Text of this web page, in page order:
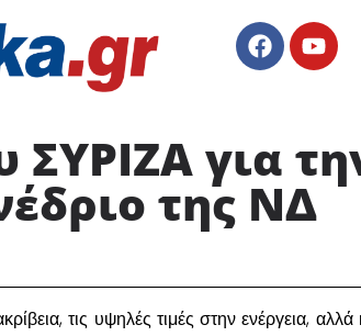
για
της ΝΔ
τις υψηλές τιμές στην ενέργεια, αλλά